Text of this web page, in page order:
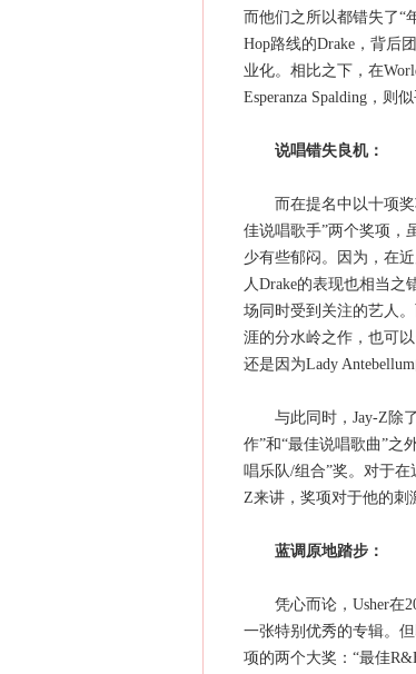
而他们之所以都错失了“
Hop路线的Drake，背后
业化。相比之下，在
Esperanza Spalding，则
说唱错失良机：
而在提名中以十项奖
佳说唱歌手”两个奖项，
少有些郁闷。因为，在
人Drake的表现也相当之
场同时受到关注的艺人
涯的分水岭之作，也可
还是因为Lady
与此同时，Jay-Z除了
作”和“最佳说唱歌曲”之
唱乐队/组合”奖。对于
Z来讲，奖项对于他的刺
蓝调原地踏步：
凭心而论，Usher在
一张特别优秀的专辑。
项的两个大奖：“最佳